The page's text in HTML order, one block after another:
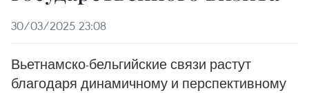
30/03/2025 23:08
Вьетнамско-бельгийские связи растут
благодаря динамичному и перспективному